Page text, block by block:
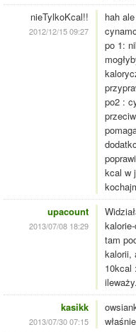
nieTylkoKcal!!
2012/12/15 09:27
hah
po 1:
po2 :
kcal w
upacount
2013/07/08 18:29
tam
kalorii,
10kcal
kasikk
2013/07/30 07:15